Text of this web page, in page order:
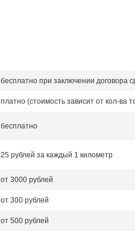
бесплатно при заключении договора
платно (стоимость зависит от кол-ва
бесплатно
25 рублей за каждый 1 километр
от 3000 рублей
от 300 рублей
от 500 рублей